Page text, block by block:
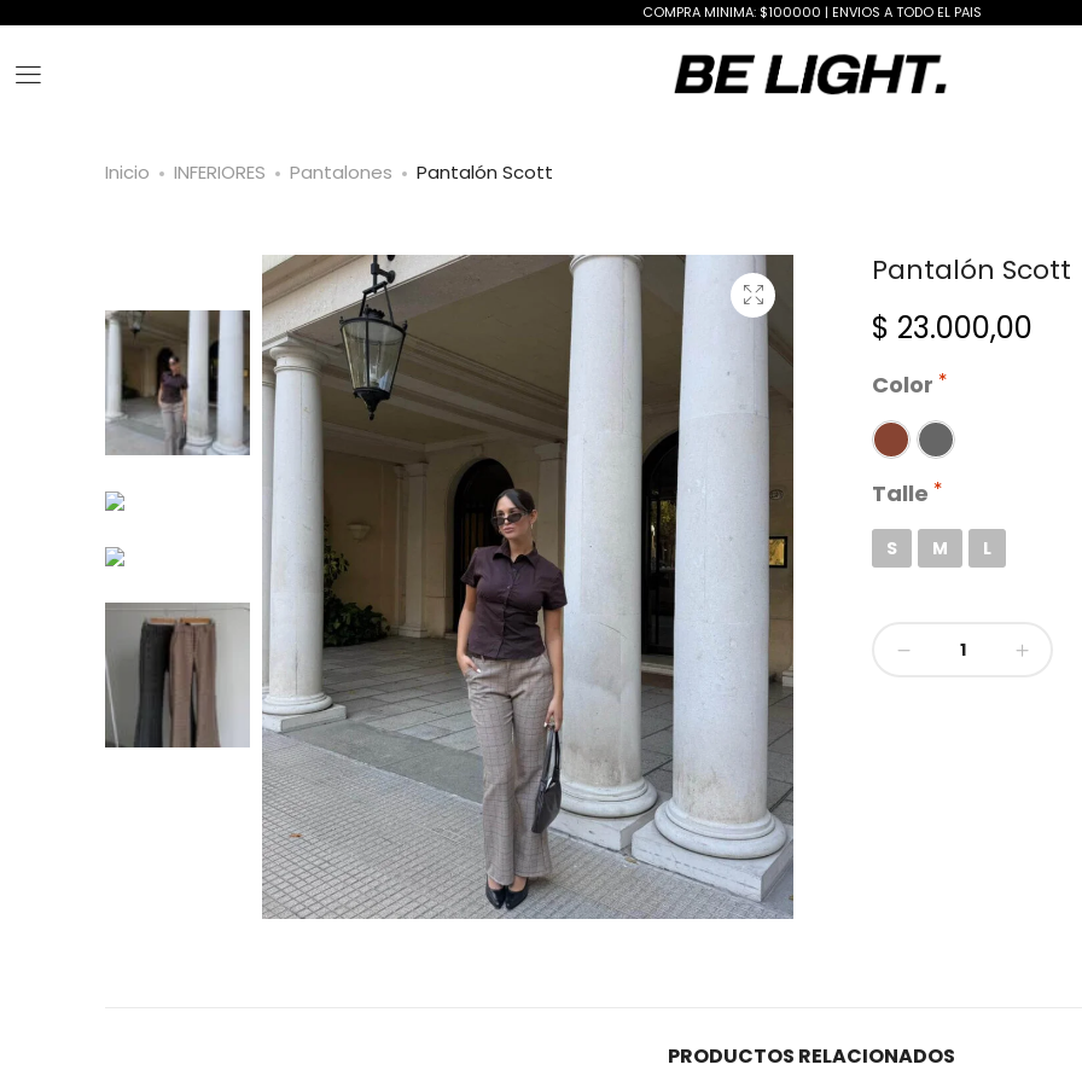
COMPRA MINIMA: $100000 | ENVIOS A TODO EL PAIS
Inicio INFERIORES Pantalones Pantalón Scott
Pantalón Scott
$ 23.000,00
Color
Talle
S M L
Pantalón
PRODUCTOS RELACIONADOS